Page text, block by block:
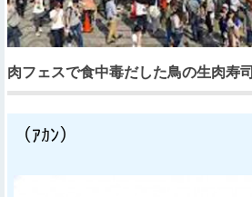
肉フェスで食中毒だした鳥の生肉寿司
（ｱｶﾝ）